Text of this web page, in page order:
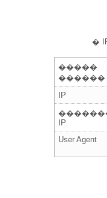
�
�����
������
IP
IP
User Agent